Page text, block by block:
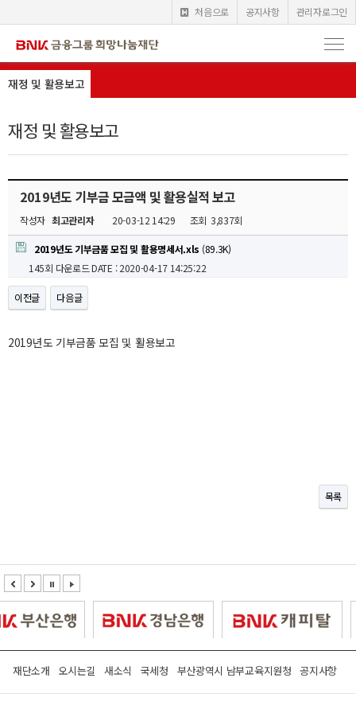
처음으로 공지사항 관리자로그인
재정 및 활용보고
재정 및 활용보고
2019년도 기부금 모금액 및 활용실적 보고
작성자 최고관리자 20-03-12 14:29 조회 3,837회
2019년도 기부금품 모집 및 활용명세서.xls (89.3K)
145회 다운로드DATE : 2020-04-17 14:25:22
이전글 다음글
2019년도 기부금품 모집 및 활용보고
목록
재단소개 오시는길 새소식 국세청 부산광역시 남부교육지원청 공지사항